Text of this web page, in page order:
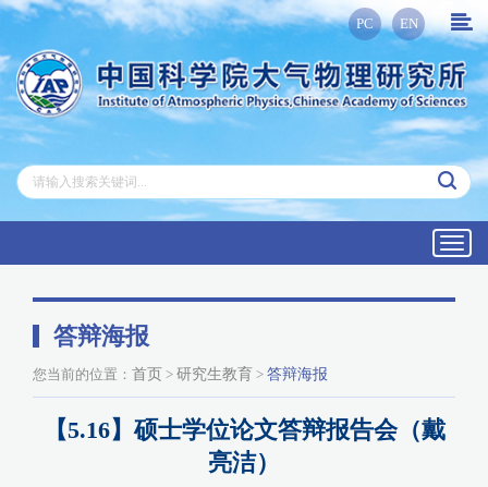
PC EN
答辩海报
您当前的位置： 首页 > 研究生教育 > 答辩海报
【5.16】硕士学位论文答辩报告会（戴
亮洁）